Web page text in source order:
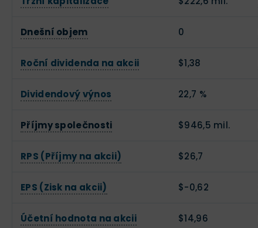
Dnešní objem 0
Roční dividenda na akcii $1,38
Dividendový výnos 22,7 %
Příjmy společnosti $946,5 mil.
RPS (Příjmy na akcii) $26,7
EPS (Zisk na akcii) $-0,62
Účetní hodnota na akcii $14,96